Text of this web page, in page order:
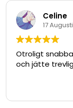
Celine
17
Otroligt
och jätte